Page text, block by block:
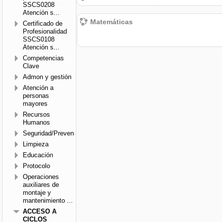
Matemáticas
SSCS0208
Atención s...
Certificado de
Profesionalidad
SSCS0108
Atención s...
Competencias
Clave
Admon y gestión
Atención a
personas
mayores
Recursos
Humanos
Seguridad/Prevención
Limpieza
Educación
Protocolo
Operaciones
auxiliares de
montaje y
mantenimiento ...
ACCESO A
CICLOS